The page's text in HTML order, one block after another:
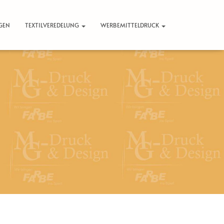
TEXTILVEREDELUNG WERBEMITTELDRUCK